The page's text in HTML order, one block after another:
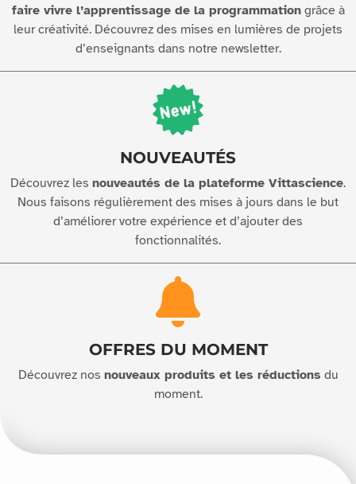
faire vivre l’apprentissage de la programmationgrâce à
leur créativité. Découvrez des mises en lumières de projets
d’enseignants dans notre newsletter.
NOUVEAUTÉS
Découvrez les nouveautés de la plateforme Vittascience.
Nous faisons régulièrement des mises à jours dans le but
d’améliorer votre expérience et d’ajouter des
fonctionnalités.
OFFRES DU MOMENT
Découvrez nos nouveaux produits et les réductions du
moment.